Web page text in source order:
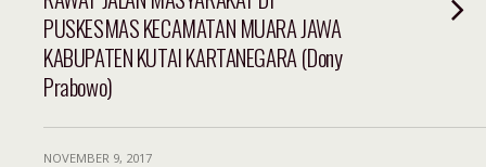
PUSKESMAS KECAMATAN MUARA JAWA
KABUPATEN KUTAI KARTANEGARA (Dony
Prabowo)
NOVEMBER 9, 2017